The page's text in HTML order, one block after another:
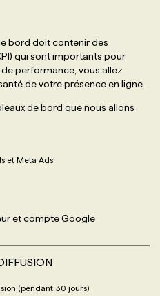
bord doit contenir des
qui sont importants pour
performance, vous allez
de votre présence en ligne.
de bord que nous allons
et Meta Ads
et compte Google
(pendant 30 jours)